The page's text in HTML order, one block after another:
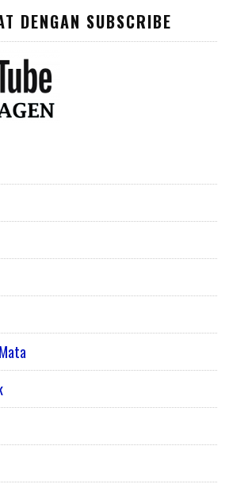
DENGAN SUBSCRIBE